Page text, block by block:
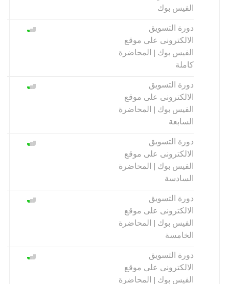
الفيس بوك
دورة التسويق
الالكترونى على موقع
الفيس بوك | المحاضرة
كاملة
دورة التسويق
الالكترونى على موقع
الفيس بوك | المحاضرة
السابعة
دورة التسويق
الالكترونى على موقع
الفيس بوك | المحاضرة
السادسة
دورة التسويق
الالكترونى على موقع
الفيس بوك | المحاضرة
الخامسة
دورة التسويق
الالكترونى على موقع
الفيس بوك | المحاضرة